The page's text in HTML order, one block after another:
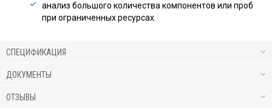
анализ большого количества компонентов или проб
при ограниченных ресурсах.
СПЕЦИФИКАЦИЯ
ДОКУМЕНТЫ
ОТЗЫВЫ